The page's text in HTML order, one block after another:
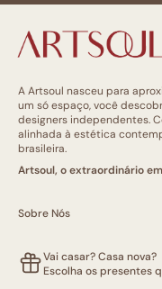
A Artsoul nasceu para
um só espaço, você
designers independentes.
alinhada à estética
brasileira.
Artsoul, o extraordinário
Sobre Nós
Vai casar? Casa nova?
Escolha os presentes